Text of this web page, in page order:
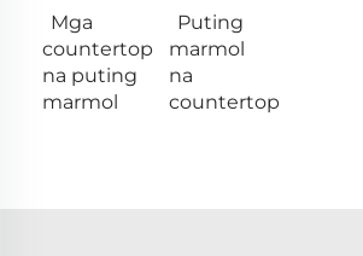
Mga
countertop
na puting
marmol
Puting
marmol
na
countertop